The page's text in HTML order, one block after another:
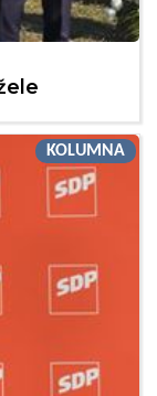
KOLUMNA